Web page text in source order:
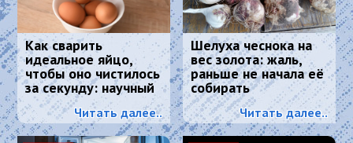
Как сварить
идеальное яйцо,
чтобы оно чистилось
за секунду: научный
метод, основанный
на физикеЧитать далее..
Шелуха чеснока на
вес золота: жаль,
раньше не начала её
собирать
Читать далее..